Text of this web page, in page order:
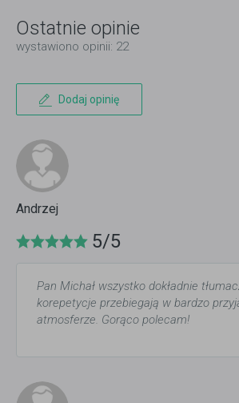
Ostatnie opinie
wystawiono opinii: 22
Dodaj opinię
Andrzej
5/5
Pan Michał wszystko dokładnie
korepetycje przebiegają w bardzo
atmosferze. Gorąco polecam!